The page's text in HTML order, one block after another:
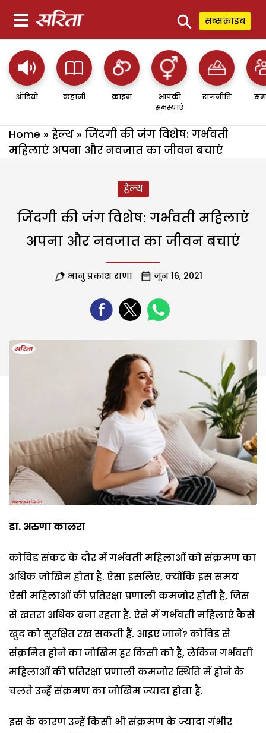
⚲ सब्सक्राइब
ऑडियो कहानी क्राइम
आपकी
समस्याएं
राजनीति
Home » हेल्थ » जिंदगी की जंग विशेष: गर्भवती
महिलाएं अपना और नवजात का जीवन बचाएं
हेल्थ
जिंदगी की जंग विशेष: गर्भवती महिलाएं
अपना और नवजात का जीवन बचाएं
भानु प्रकाश राणा जून 16, 2021
डा. अरुणा कालरा
कोविड संकट के दौर में गर्भवती महिलाओं को संक्रमण का
अधिक जोखिम होता है. ऐसा इसलिए, क्योंकि इस समय
ऐसी महिलाओं की प्रतिरक्षा प्रणाली कमजोर होती है, जिस
से खतरा अधिक बना रहता है. ऐसे में गर्भवती महिलाएं कैसे
खुद को सुरक्षित रख सकती हैं. आइए जानें? कोविड से
संक्रमित होने का जोखिम हर किसी को है, लेकिन गर्भवती
महिलाओं की प्रतिरक्षा प्रणाली कमजोर स्थिति में होने के
चलते उन्हें संक्रमण का जोखिम ज्यादा होता है.
इस के कारण उन्हें किसी भी संक्रमण के ज्यादा गंभीर